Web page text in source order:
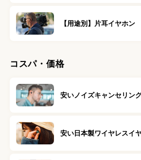
【用途別】片耳イヤホン
コスパ・価格
安いノイズキャンセリン
安い日本製ワイヤレスイ